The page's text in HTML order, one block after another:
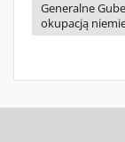
Generalne
okupacją